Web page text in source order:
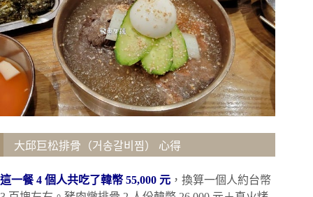
大邱巨松排骨（거송갈비찜） 心得
這一餐 4 個人共吃了韓幣 55,000 元 ，換算一個人約台幣